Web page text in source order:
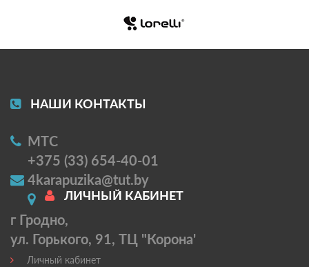
НАШИ КОНТАКТЫ
МТС
+375 (33) 654-40-01
4karapuzika@tut.by
г Гродно,
ул. Горького, 91, ТЦ "Корона'
ЛИЧНЫЙ КАБИНЕТ
Личный кабинет